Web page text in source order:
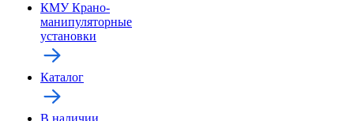
КМУ Крано-
манипуляторные
установки
Каталог
В наличии